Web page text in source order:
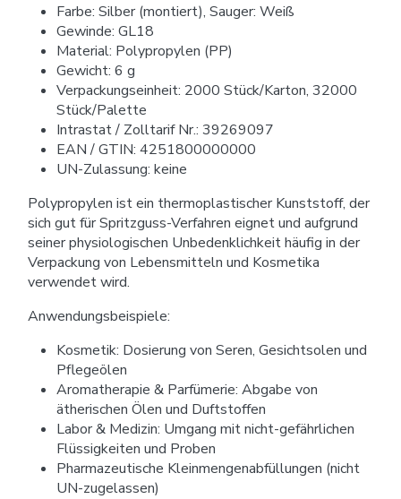
Farbe: Silber (montiert), Sauger: Weiß
Gewinde: GL18
Material: Polypropylen (PP)
Gewicht: 6 g
Verpackungseinheit: 2000 Stück/Karton, 32000
Stück/Palette
Intrastat / Zolltarif Nr.: 39269097
EAN / GTIN: 4251800000000
UN-Zulassung: keine
Polypropylen ist ein thermoplastischer Kunststoff, der
sich gut für Spritzguss-Verfahren eignet und aufgrund
seiner physiologischen Unbedenklichkeit häufig in der
Verpackung von Lebensmitteln und Kosmetika
verwendet wird.
Anwendungsbeispiele:
Kosmetik: Dosierung von Seren, Gesichtsolen und
Pflegeölen
Aromatherapie & Parfümerie: Abgabe von
ätherischen Ölen und Duftstoffen
Labor & Medizin: Umgang mit nicht-gefährlichen
Flüssigkeiten und Proben
Pharmazeutische Kleinmengenabfüllungen (nicht
UN-zugelassen)